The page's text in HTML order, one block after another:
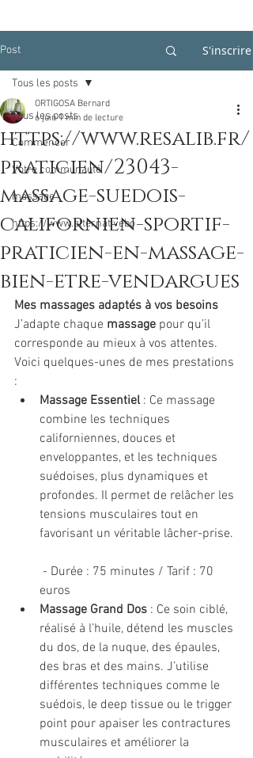
Post S'inscrire
Tous les posts
Commencer
Votre communauté
massage
https://www.alternativebo
Tous les posts
https://www.resalib.fr/
praticien/23043-
massage-suedois-
californien-sportif-
praticien-en-massage-
bien-etre-vendargues
ORTIGOSA Bernard
6 juin 1 min de lecture
Mes massages adaptés à vos besoins
J’adapte chaque massage pour qu’il
corresponde au mieux à vos attentes.
Voici quelques-unes de mes prestations
:
Massage Essentiel : Ce massage
combine les techniques
californiennes, douces et
enveloppantes, et les techniques
suédoises, plus dynamiques et
profondes. Il permet de relâcher les
tensions musculaires tout en
favorisant un véritable lâcher-prise.
euros
Massage Grand Dos : Ce soin ciblé,
réalisé à l’huile, détend les muscles
du dos, de la nuque, des épaules,
des bras et des mains. J’utilise
différentes techniques comme le
suédois, le deep tissue ou le trigger
point pour apaiser les contractures
musculaires et améliorer la